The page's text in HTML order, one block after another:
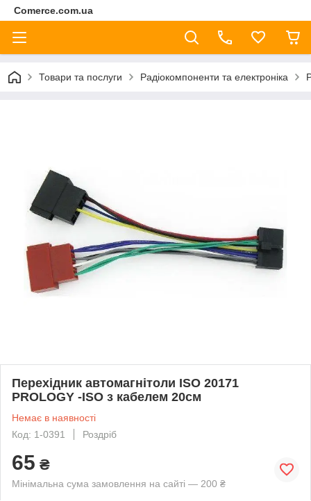
Comerce.com.ua
Товари та послуги Радіокомпоненти та електроніка
Перехідник автомагнітоли ISO 20171
PROLOGY -ISO з кабелем 20см
Немає в наявності
Код: 1-0391
Роздріб
65 ₴
Мінімальна сума замовлення на сайті — 200 ₴